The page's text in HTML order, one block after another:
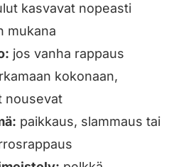
kasvavat nopeasti
mukana
jos vanha rappaus
kokonaan,
nousevat
paikkaus, slammaus tai